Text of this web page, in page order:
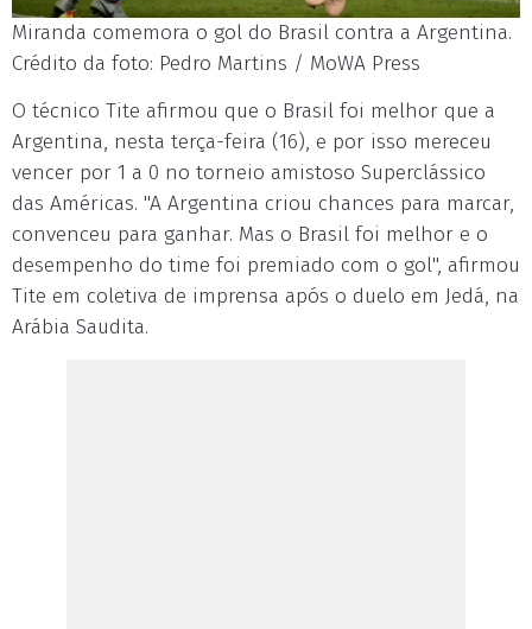
Miranda comemora o gol do Brasil contra a Argentina.
Crédito da foto: Pedro Martins / MoWA Press
O técnico Tite afirmou que o Brasil foi melhor que a
Argentina, nesta terça-feira (16), e por isso mereceu
vencer por 1 a 0 no torneio amistoso Superclássico
das Américas. "A Argentina criou chances para marcar,
convenceu para ganhar. Mas o Brasil foi melhor e o
desempenho do time foi premiado com o gol", afirmou
Tite em coletiva de imprensa após o duelo em Jedá, na
Arábia Saudita.